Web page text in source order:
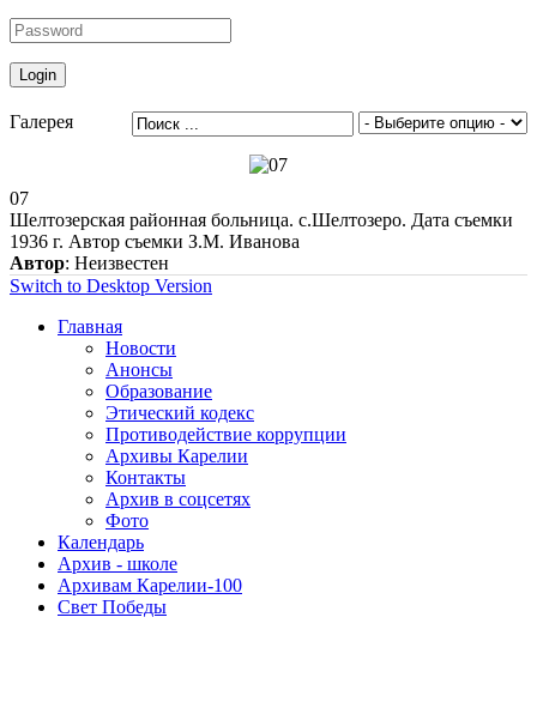
Галерея
07
Шелтозерская районная больница. с.Шелтозеро. Дата съемки
1936 г. Автор съемки З.М. Иванова
Автор: Неизвестен
Switch to Desktop Version
Главная
Новости
Анонсы
Образование
Этический кодекс
Противодействие коррупции
Архивы Карелии
Контакты
Архив в соцсетях
Фото
Календарь
Архив - школе
Архивам Карелии-100
Свет Победы